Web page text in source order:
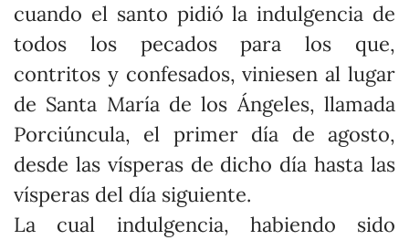
cuando el santo pidió la indulgencia de
todos los pecados para los que,
contritos y confesados, viniesen al lugar
de Santa María de los Ángeles, llamada
Porciúncula, el primer día de agosto,
desde las vísperas de dicho día hasta las
vísperas del día siguiente.
La cual indulgencia, habiendo sido